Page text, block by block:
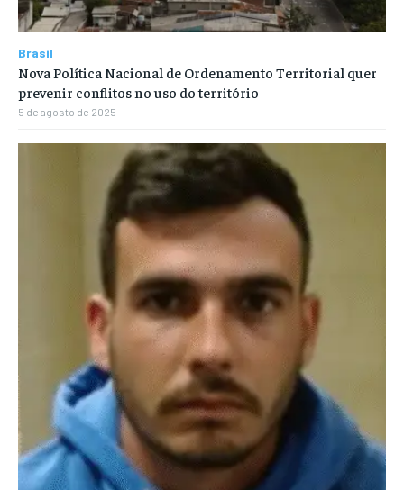
Brasil
Nova Política Nacional de Ordenamento Territorial quer
prevenir conflitos no uso do território
5 de agosto de 2025